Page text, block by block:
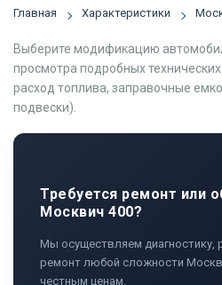
Главная Характеристики
Выберите модификацию
просмотра подробных
расход топлива, заправочные
подвески).
Требуется ремонт или
Москвич 400?
Мы осуществляем диагностику,
ремонт любой сложности
честным ценам.